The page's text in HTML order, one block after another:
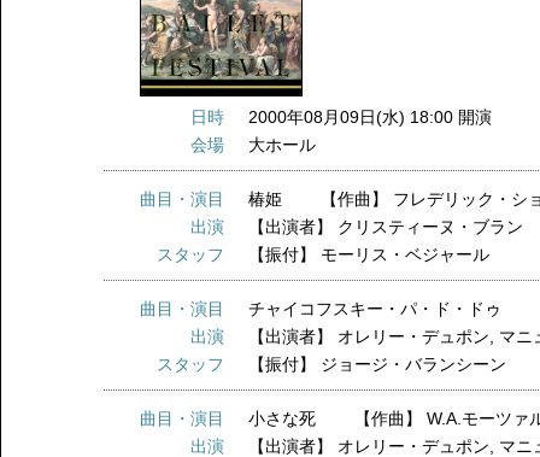
日時
2000年08月09日(水) 18:00 開演
会場
大ホール
曲目・演目
椿姫 【作曲】 フレデリック・ショ
出演
【出演者】 クリスティーヌ・ブラン
スタッフ
【振付】 モーリス・ベジャール
曲目・演目
チャイコフスキー・パ・ド・ドゥ
出演
【出演者】 オレリー・デュポン
マニ
スタッフ
【振付】 ジョージ・バランシーン
曲目・演目
小さな死 【作曲】 W.A.モーツァ
出演
【出演者】 オレリー・デュポン
マニ